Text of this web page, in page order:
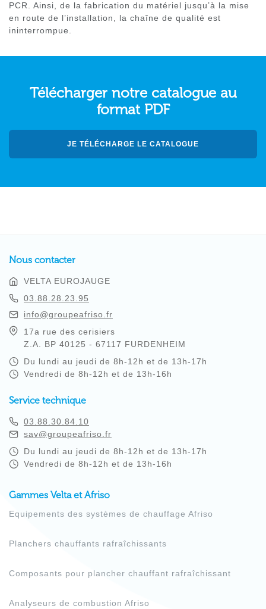
PCR. Ainsi, de la fabrication du matériel jusqu’à la mise
en route de l’installation, la chaîne de qualité est
ininterrompue.
Télécharger notre catalogue au
format PDF
JE TÉLÉCHARGE LE CATALOGUE
Nous contacter
VELTA EUROJAUGE
03.88.28.23.95
info@groupeafriso.fr
17a rue des cerisiers
Z.A. BP 40125 - 67117 FURDENHEIM
Du lundi au jeudi de 8h-12h et de 13h-17h
Vendredi de 8h-12h et de 13h-16h
Service technique
03.88.30.84.10
sav@groupeafriso.fr
Du lundi au jeudi de 8h-12h et de 13h-17h
Vendredi de 8h-12h et de 13h-16h
Gammes Velta et Afriso
Equipements des systèmes de chauffage Afriso
Planchers chauffants rafraîchissants
Composants pour plancher chauffant rafraîchissant
Analyseurs de combustion Afriso